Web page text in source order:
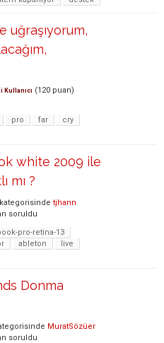
uğraşıyorum,
Kullanıcı (120 puan)
pro far
cry
white 2009 ile
mı ?
kategorisinde tjhann
soruldu
pro-retina-13
ableton
live
Donma
MuratSözüer
soruldu